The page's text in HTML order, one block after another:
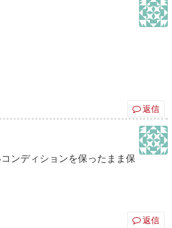
返信
ンディションを保ったまま保
返信